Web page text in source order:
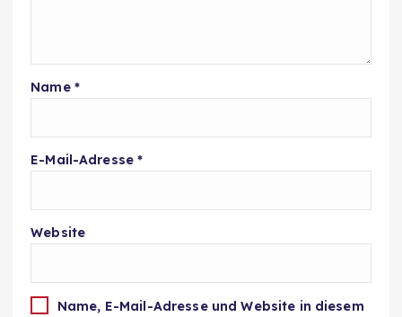
Name *
E-Mail-Adresse*
Website
Name, E-Mail-Adresse und Website in diesem